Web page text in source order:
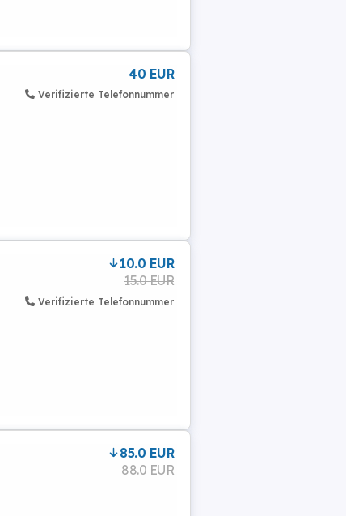
40 EUR
Verifizierte Telefonnummer
10.0 EUR
15.0 EUR
Verifizierte Telefonnummer
85.0 EUR
88.0 EUR